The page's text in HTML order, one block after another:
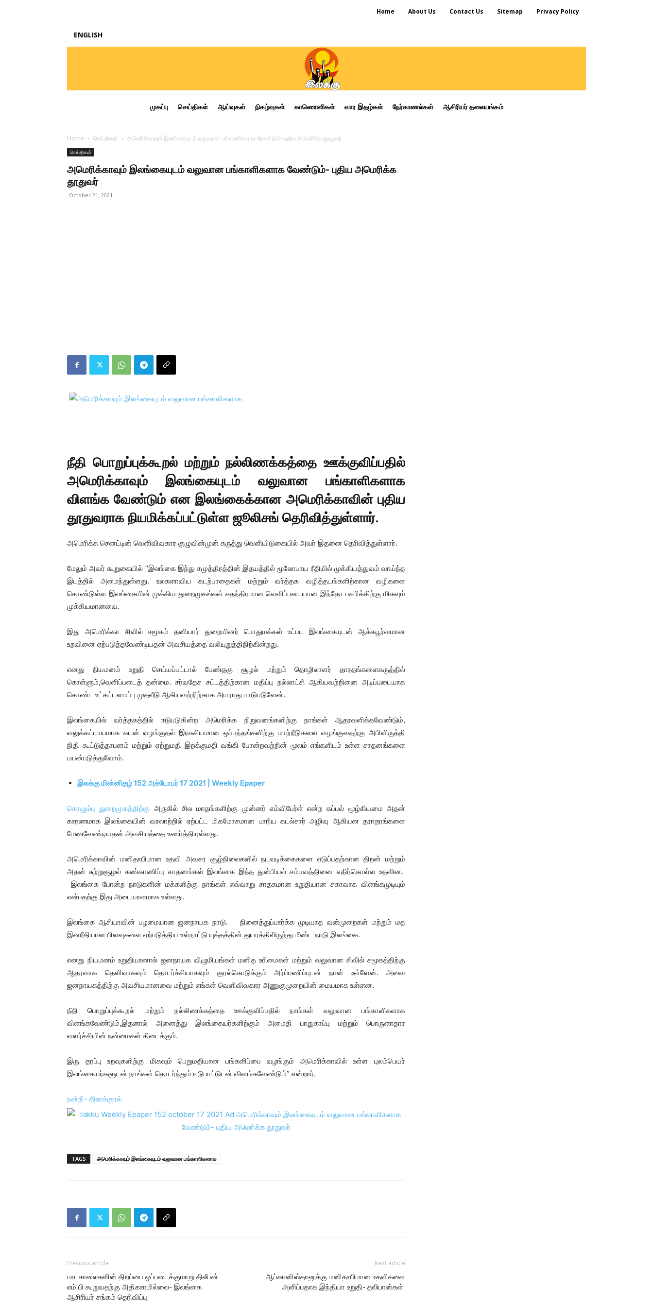
Home About Us Contact Us Sitemap Privacy Policy
ENGLISH
முகப்பு செய்திகள் ஆய்வுகள் நிகழ்வுகள் காணொளிகள் வார இதழ்கள் நேர்காணல்கள் ஆசிரியர் தலையங்கம்
Home செய்திகள் அமெரிக்காவும் இலங்கையுடம் வலுவான பங்காளிகளாக வேண்டும்- புதிய அமெரிக்க தூதுவர்
செய்திகள்
அமெரிக்காவும் இலங்கையுடம் வலுவான பங்காளிகளாக வேண்டும்- புதிய அமெரிக்க
தூதுவர்
October 21, 2021
நீதி பொறுப்புக்கூறல் மற்றும் நல்லிணக்கத்தை ஊக்குவிப்பதில்
அமெரிக்காவும் இலங்கையுடம் வலுவான பங்காளிகளாக
விளங்க வேண்டும் என இலங்கைக்கான அமெரிக்காவின் புதிய
தூதுவராக நியமிக்கப்பட்டுள்ள ஜூலிசங் தெரிவித்துள்ளார்.
அமெரிக்க செனட்டின் வெளிவிவகார குழுவின்முன் கருத்து வெளியிடுகையில் அவர் இதனை தெரிவித்துள்ளார்.
மேலும் அவர் கூறுகையில் “இலங்கை இந்து சமுத்திரத்தின் இதயத்தில் மூலோபாய ரீதியில் முக்கியத்துவம் வாய்ந்த
இடத்தில் அமைந்துள்ளது. உலகளாவிய கடற்பாதைகள் மற்றும் வர்த்தக வழித்தடங்களிற்கான வழிகளை
கொண்டுள்ள இலங்கையின் முக்கிய துறைமுகங்கள் சுதந்திரமான வெளிப்படையான இந்தோ பசுபிக்கிற்கு மிகவும்
முக்கியமானவை.
இது அமெரிக்கா சிவில் சமூகம் தனியார் துறையினர் பொதுமக்கள் உட்பட இலங்கையுடன் ஆக்கபூர்வமான
உறவினை ஏற்படுத்தவேண்டியதன் அவசியத்தை வலியுறுத்திநிற்கின்றது.
எனது நியமனம் உறுதி செய்யப்பட்டால் பேண்தகு சூழல் மற்றும் தொழிலாளர் தாரதங்களைகருத்தில்
கொள்ளும்,வெளிப்படைத் தன்மை. சர்வதேச சட்டத்திற்கான மதிப்பு நல்லாட்சி ஆகியவற்றினை அடிப்படையாக
கொண்ட உட்கட்டமைப்பு முதலீடு ஆகியவற்றிற்காக அயராது பாடுபடுவேன்.
இலங்கையில் வர்த்தகத்தில் ஈடுபடுகின்ற அமெரிக்க நிறுவனங்களிற்கு நாங்கள் ஆதரவளிக்கவேண்டும்,
வலுக்கட்டாயமாக கடன் வழங்குதல் இரகசியமான ஒப்பந்தங்களிற்கு மாற்றீடுகளை வழங்குவதற்கு அபிவிருத்தி
நிதி கூட்டுத்தாபனம் மற்றும் ஏற்றுமதி இறக்குமதி வங்கி போன்றவற்றின் மூலம் எங்களிடம் உள்ள சாதனங்களை
பயன்படுத்துவோம்.
இலக்கு மின்னிதழ் 152 அக்டோபர் 17 2021 | Weekly Epaper
கொழும்பு துறைமுகத்திற்கு அருகில் சில மாதங்களிற்கு முன்னர் எம்விபேர்ள் என்ற கப்பல் மூழ்கியமை அதன்
காரணமாக இலங்கையின் வரலாற்றில் ஏற்பட்ட மிகமோசமான பாரிய கடல்சார் அழிவு ஆகியன தராதரங்களை
பேணவேண்டியதன் அவசியத்தை உணர்த்தியுள்ளது.
அமெரிக்காவின் மனிதாபிமான உதவி அவசர சூழ்நிலைகளில் நடவடிக்கைகளை எடுப்பதற்கான திறன் மற்றும்
அதன் சுற்றுசூழல் கண்காணிப்பு சாதனங்கள் இலங்கை இந்த துன்பியல் சம்பவத்தினை எதிர்கொள்ள உதவின.
இலங்கை போன்ற நாடுகளின் மக்களிற்கு நாங்கள் எவ்வாறு சாதகமான உறுதியான சகாவாக விளங்கமுடியும்
என்பதற்கு இது அடையாளமாக உள்ளது.
இலங்கை ஆசியாவின் பழமையான ஜனநாயக நாடு. நினைத்துப்பார்க்க முடியாத வன்முறைகள் மற்றும் மத
இனரீதியான பிளவுகளை ஏற்படுத்திய உள்நாட்டு யுத்தத்தின் துயரத்திலிருந்து மீண்ட நாடு இலங்கை.
எனது நியமனம் உறுதியானால் ஜனநாயக விழுமியங்கள் மனித உரிமைகள் மற்றும் வலுவான சிவில் சமூகத்திற்கு
ஆதரவாக தெளிவாகவும் தொடர்ச்சியாகவும் குரல்கொடுக்கும் அர்ப்பணிப்புடன் நான் உள்ளேன். அவை
ஜனநாயகத்திற்கு அவசியமானவை மற்றும் எங்கள் வெளிவிவகார அணுகுமுறையின் மையமாக உள்ளன.
நீதி பொறுப்புக்கூறல் மற்றும் நல்லிணக்கத்தை ஊக்குவிப்பதில் நாங்கள் வலுவான பங்காளிகளாக
விளங்கவேண்டும்,இதனால் அனைத்து இலங்கையர்களிற்கும் அமைதி பாதுகாப்பு மற்றும் பொருளாதார
வளர்ச்சியின் நன்மைகள் கிடைக்கும்.
இரு தரப்பு உறவுகளிற்கு மிகவும் பெறுமதியான பங்களிப்பை வழங்கும் அமெரிக்காவில் உள்ள புலம்பெயர்
இலங்கையர்களுடன் நாங்கள் தொடர்ந்தும் ஈடுபாட்டுடன் விளங்கவேண்டும்” என்றார்.
நன்றி- தினக்குரல்
TAGS அமெரிக்காவும் இலங்கையுடம் வலுவான பங்காளிகளாக
Previous article
பாடசாலைகளின் திறப்பை ஒப்படைக்குமாறு திலீபன்
எம் பி கூறுவதற்கு அதிகாரமில்லை- இலங்கை
ஆசிரியர் சங்கம் தெரிவிப்பு
Next article
ஆப்கானிஸ்தானுக்கு மனிதாபிமான உதவிகளை
அளிப்பதாக இந்தியா உறுதி- தலிபான்கள்